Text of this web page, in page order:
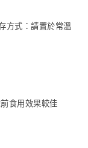
方式：請置於常溫
食用效果較佳